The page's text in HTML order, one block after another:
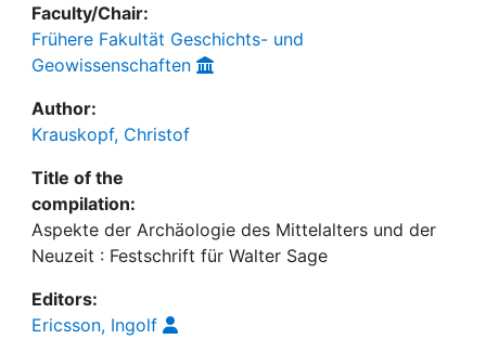
Faculty/Chair:
Frühere Fakultät Geschichts- und
Geowissenschaften
Author:
Krauskopf, Christof
Title of the
compilation:
Aspekte der Archäologie des Mittelalters und der
Neuzeit : Festschrift für Walter Sage
Editors:
Ericsson, Ingolf